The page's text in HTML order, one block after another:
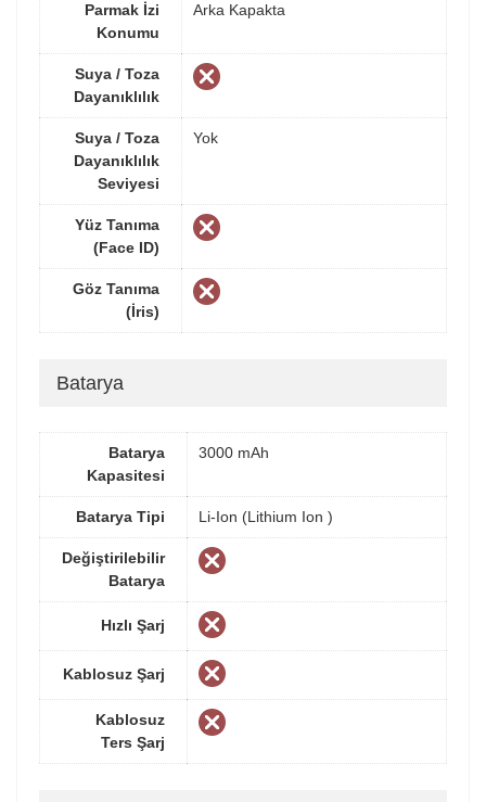
Parmak İzi
Konumu
Arka Kapakta
Suya / Toza
Dayanıklılık
Suya / Toza
Dayanıklılık
Seviyesi
Yok
Yüz Tanıma
(Face ID)
Göz Tanıma
(İris)
Batarya
Batarya
Kapasitesi
3000 mAh
Batarya Tipi Li-Ion (Lithium Ion )
Değiştirilebilir
Batarya
Hızlı Şarj
Kablosuz Şarj
Kablosuz
Ters Şarj